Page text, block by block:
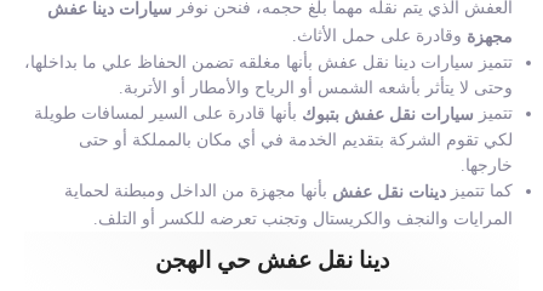
العفش الذي يتم نقله مهما بلغ حجمه، فنحن نوفر سيارات دينا عفش
مجهزة وقادرة على حمل الأثاث.
تتميز سيارات دينا نقل عفش بأنها مغلقه تضمن الحفاظ علي ما بداخلها،
وحتى لا يتأثر بأشعه الشمس أو الرياح والأمطار أو الأتربة.
تتميز سيارات نقل عفش بتبوك بأنها قادرة على السير لمسافات طويلة
لكي تقوم الشركة بتقديم الخدمة في أي مكان بالمملكة أو حتى
خارجها.
كما تتميز دينات نقل عفش بأنها مجهزة من الداخل ومبطنة لحماية
المرايات والنجف والكريستال وتجنب تعرضه للكسر أو التلف.
دينا نقل عفش حي الهجن